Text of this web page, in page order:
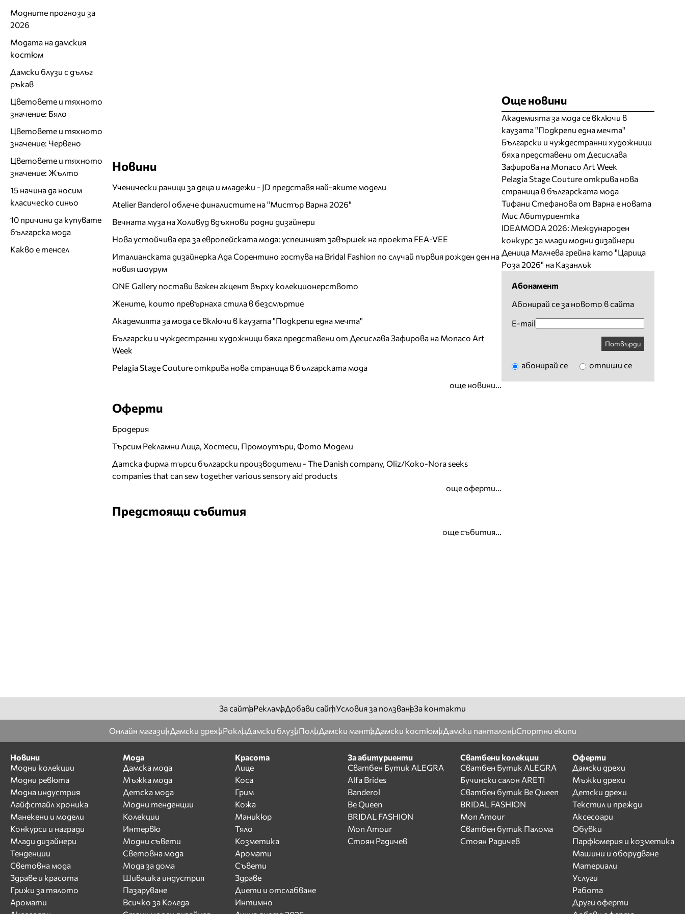
Новини
Ученически раници за деца и младежи - JD представя най-яките модели
Atelier Banderol облече финалистите на "Мистър Варна 2026"
Вечната муза на Холивуд вдъхнови родни дизайнери
Нова устойчива ера за европейската мода: успешният завършек на проекта FEA-VEE
Италианската дизайнерка Ада Сорентино гостува на Bridal Fashion по случай първия рожден ден на
новия шоурум
ONE Gallery постави важен акцент върху колекционерството
Жените, които превърнаха стила в безсмъртие
Академията за мода се включи в каузата "Подкрепи една мечта"
Български и чуждестранни художници бяха представени от Десислава Зафирова на Monaco Art
Week
Pelagia Stage Couture открива нова страница в българската мода
още новини...
Оферти
Бродерия
Търсим Рекламни Лица, Хостеси, Промоутъри, Фото Модели
Датска фирма търси български производители - The Danish company, Oliz/Koko-Nora seeks
companies that can sew together various sensory aid products
още оферти...
Предстоящи събития
още събития...
Модните прогнози за
2026
Модата на дамския
костюм
Дамски блузи с дълъг
ръкав
Цветовете и тяхното
значение: Бяло
Цветовете и тяхното
значение: Червено
Цветовете и тяхното
значение: Жълто
15 начина да носим
класическо синьо
10 причини да купувате
българска мода
Какво е тенсел
Още новини
Академията за мода се включи в
каузата "Подкрепи една мечта"
Български и чуждестранни художници
бяха представени от Десислава
Зафирова на Monaco Art Week
Pelagia Stage Couture открива нова
страница в българската мода
Тифани Стефанова от Варна е новата
Мис Абитуриентка
IDEAMODA 2026: Международен
конкурс за млади модни дизайнери
Деница Малчева грейна като "Царица
Роза 2026" на Казанлък
Абонамент
Абонирай се за новото в сайта
E-mail
Потвърди
абонирай се отпиши се
За сайтаРекламаДобави сайтУсловия за ползванеЗа контакти
Онлайн магазинДамски дрехиРоклиДамски блузиПолиДамски мантаДамски костюмиДамски панталониСпортни екипи
Новини
Модни колекции
Модни ревюта
Модна индустрия
Лайфстайл хроника
Манекени и модели
Конкурси и награди
Млади дизайнери
Тенденции
Световна мода
Здраве и красота
Грижи за тялото
Аромати
Мода
Дамска мода
Мъжка мода
Детска мода
Модни тенденции
Колекции
Интервю
Модни съвети
Световна мода
Мода за дома
Шивашка индустрия
Пазаруване
Всичко за Коледа
Красота
Лице
Коса
Грим
Кожа
Маникюр
Тяло
Козметика
Аромати
Съвети
Здраве
Диети и отслабване
Интимно
За абитуриенти
Сватбен Бутик ALEGRA
Alfa Brides
Banderol
Be Queen
BRIDAL FASHION
Mon Amour
Стоян Радичев
Сватбени колекции
Сватбен Бутик ALEGRA
Бучински салон ARETI
Сватбен бутик Be Queen
BRIDAL FASHION
Mon Amour
Сватбен бутик Палома
Стоян Радичев
Оферти
Дамски дрехи
Мъжки дрехи
Детски дрехи
Текстил и прежди
Аксесоари
Обувки
Парфюмерия и козметика
Машини и оборудване
Материали
Услуги
Работа
Други оферти